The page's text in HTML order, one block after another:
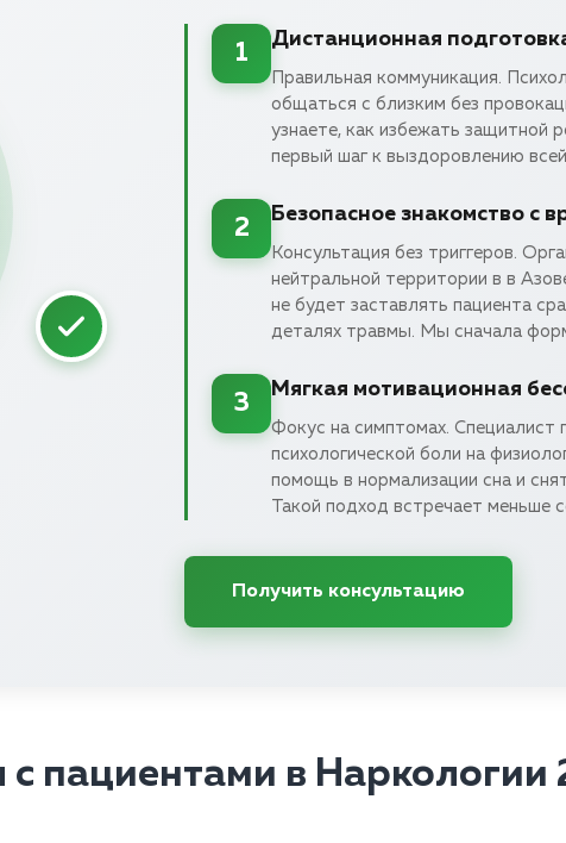
1
Дистанционная
Правильная коммуникация.
общаться с близким без
узнаете, как избежать защитной
первый шаг к выздоровлению
2
Безопасное знакомство с
Консультация без триггеров.
нейтральной территории в в
не будет заставлять пациента
деталях травмы. Мы сначала
3
Мягкая мотивационная
Фокус на симптомах. Специалист
психологической боли на
помощь в нормализации сна и
Такой подход встречает меньше
Получить консультацию
пациентами в Наркологии